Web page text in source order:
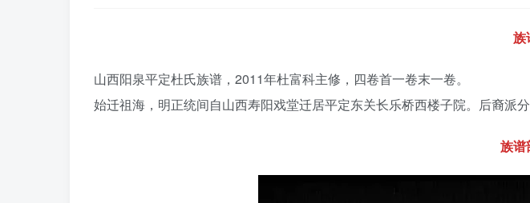
族
山西阳泉平定杜氏族谱，2011年杜富科主修，四卷首一卷末一卷。
始迁祖海，明正统间自山西寿阳戏堂迁居平定东关长乐桥西楼子院。后裔派
族谱